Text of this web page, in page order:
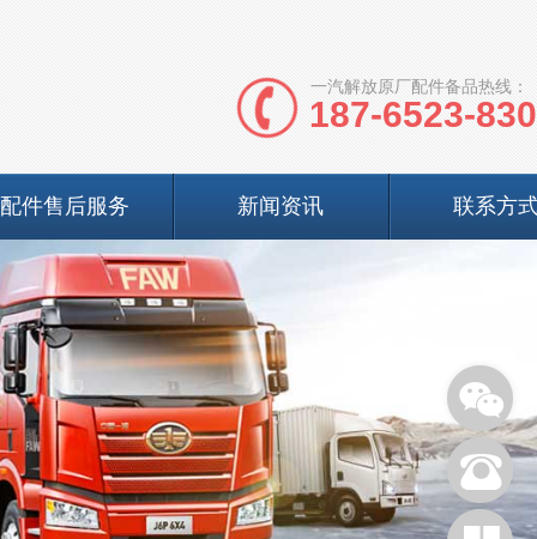
一汽解放原厂配件备品热线：
187-6523-
配件售后服务 新闻资讯 联系方